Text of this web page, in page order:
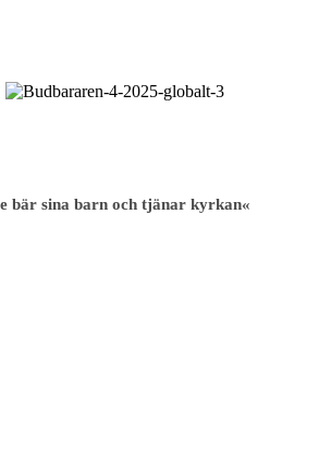
bär sina barn och tjänar kyrkan«